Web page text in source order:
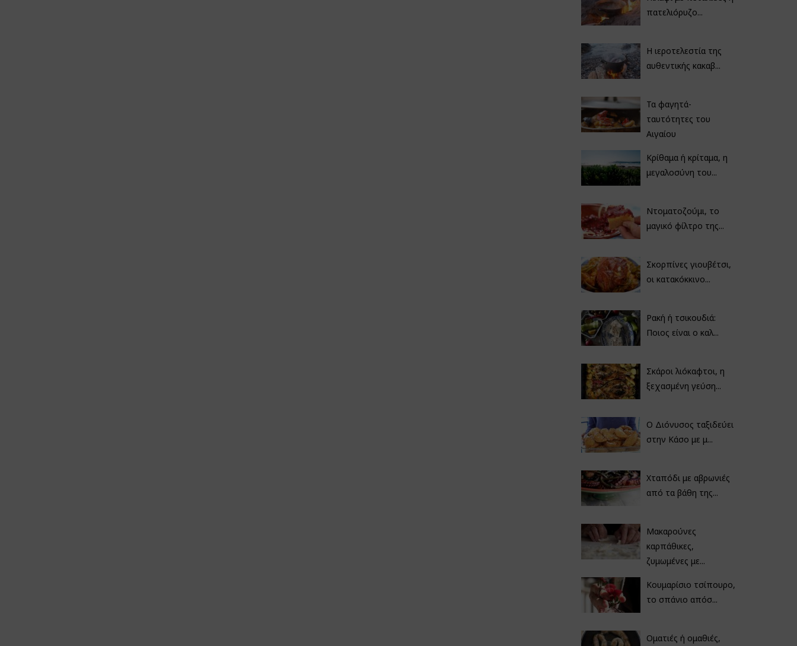
πατελιόρυζο...
Η ιεροτελεστία της
αυθεντικής κακαβ...
Τα φαγητά-
ταυτότητες του
Αιγαίου
Κρίθαμα ή κρίταμα, η
μεγαλοσύνη του...
Ντοματοζούμι, το
μαγικό φίλτρο της...
Σκορπίνες γιουβέτσι,
οι κατακόκκινο...
Ρακή ή τσικουδιά:
Ποιος είναι ο καλ...
Σκάροι λιόκαφτοι, η
ξεχασμένη γεύση...
Ο Διόνυσος ταξιδεύει
στην Κάσο με μ...
Χταπόδι με αβρωνιές
από τα βάθη της...
Μακαρούνες
καρπάθικες,
ζυμωμένες με...
Κουμαρίσιο τσίπουρο,
το σπάνιο απόσ...
Οματιές ή ομαθιές,